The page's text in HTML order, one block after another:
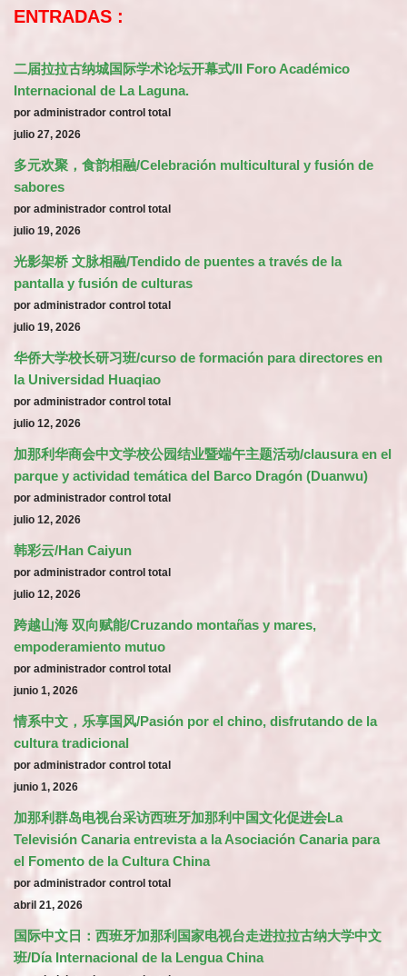
ENTRADAS :
二届拉拉古纳城国际学术论坛开幕式/II Foro Académico
Internacional de La Laguna.
por administrador control total
julio 27, 2026
多元欢聚，食韵相融/Celebración multicultural y fusión de
sabores
por administrador control total
julio 19, 2026
光影架桥 文脉相融/Tendido de puentes a través de la
pantalla y fusión de culturas
por administrador control total
julio 19, 2026
华侨大学校长研习班/curso de formación para directores en
la Universidad Huaqiao
por administrador control total
julio 12, 2026
加那利华商会中文学校公园结业暨端午主题活动/clausura en el
parque y actividad temática del Barco Dragón (Duanwu)
por administrador control total
julio 12, 2026
韩彩云/Han Caiyun
por administrador control total
julio 12, 2026
跨越山海 双向赋能/Cruzando montañas y mares,
empoderamiento mutuo
por administrador control total
junio 1, 2026
情系中文，乐享国风/Pasión por el chino, disfrutando de la
cultura tradicional
por administrador control total
junio 1, 2026
加那利群岛电视台采访西班牙加那利中国文化促进会La
Televisión Canaria entrevista a la Asociación Canaria para
el Fomento de la Cultura China
por administrador control total
abril 21, 2026
国际中文日：西班牙加那利国家电视台走进拉拉古纳大学中文
班/Día Internacional de la Lengua China